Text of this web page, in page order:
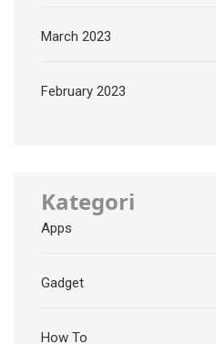
March 2023
February 2023
Kategori
Apps
Gadget
How To